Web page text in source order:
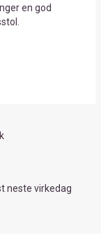
en god
neste virkedag